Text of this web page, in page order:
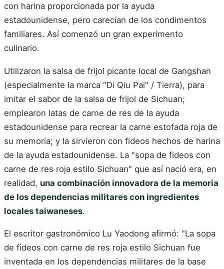
con harina proporcionada por la ayuda
estadounidense, pero carecían de los condimentos
familiares. Así comenzó un gran experimento
culinario.
Utilizaron la salsa de frijol picante local de Gangshan
(especialmente la marca "Di Qiu Pai" / Tierra), para
imitar el sabor de la salsa de frijol de Sichuan;
emplearon latas de carne de res de la ayuda
estadounidense para recrear la carne estofada roja de
su memoria; y la sirvieron con fideos hechos de harina
de la ayuda estadounidense. La "sopa de fideos con
carne de res roja estilo Sichuan" que así nació era, en
realidad, una combinación innovadora de la memoria
de los dependencias militares con ingredientes
locales taiwaneses.
El escritor gastronómico Lu Yaodong afirmó: "La sopa
de fideos con carne de res roja estilo Sichuan fue
inventada en los dependencias militares de la base